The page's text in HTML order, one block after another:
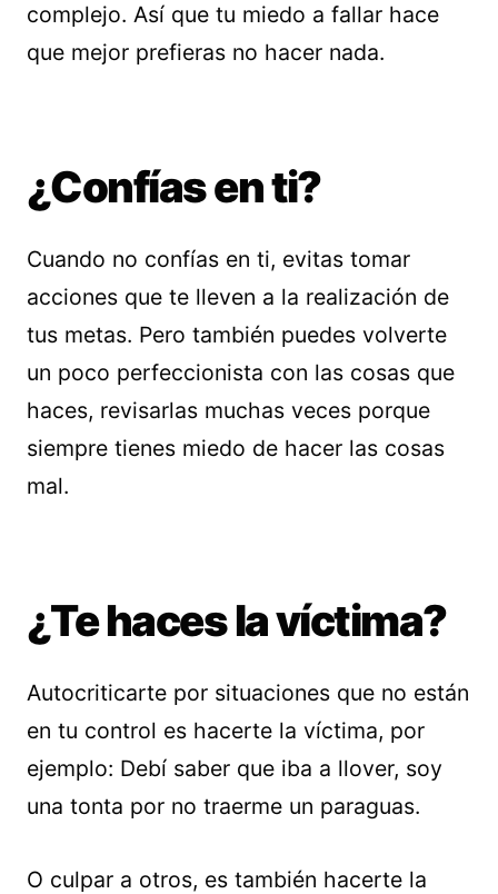
complejo. Así que tu miedo a fallar hace
que mejor prefieras no hacer nada.
¿Confías en ti?
Cuando no confías en ti, evitas tomar
acciones que te lleven a la realización de
tus metas. Pero también puedes volverte
un poco perfeccionista con las cosas que
haces, revisarlas muchas veces porque
siempre tienes miedo de hacer las cosas
mal.
¿Te haces la víctima?
Autocriticarte por situaciones que no están
en tu control es hacerte la víctima, por
ejemplo: Debí saber que iba a llover, soy
una tonta por no traerme un paraguas.
O culpar a otros, es también hacerte la